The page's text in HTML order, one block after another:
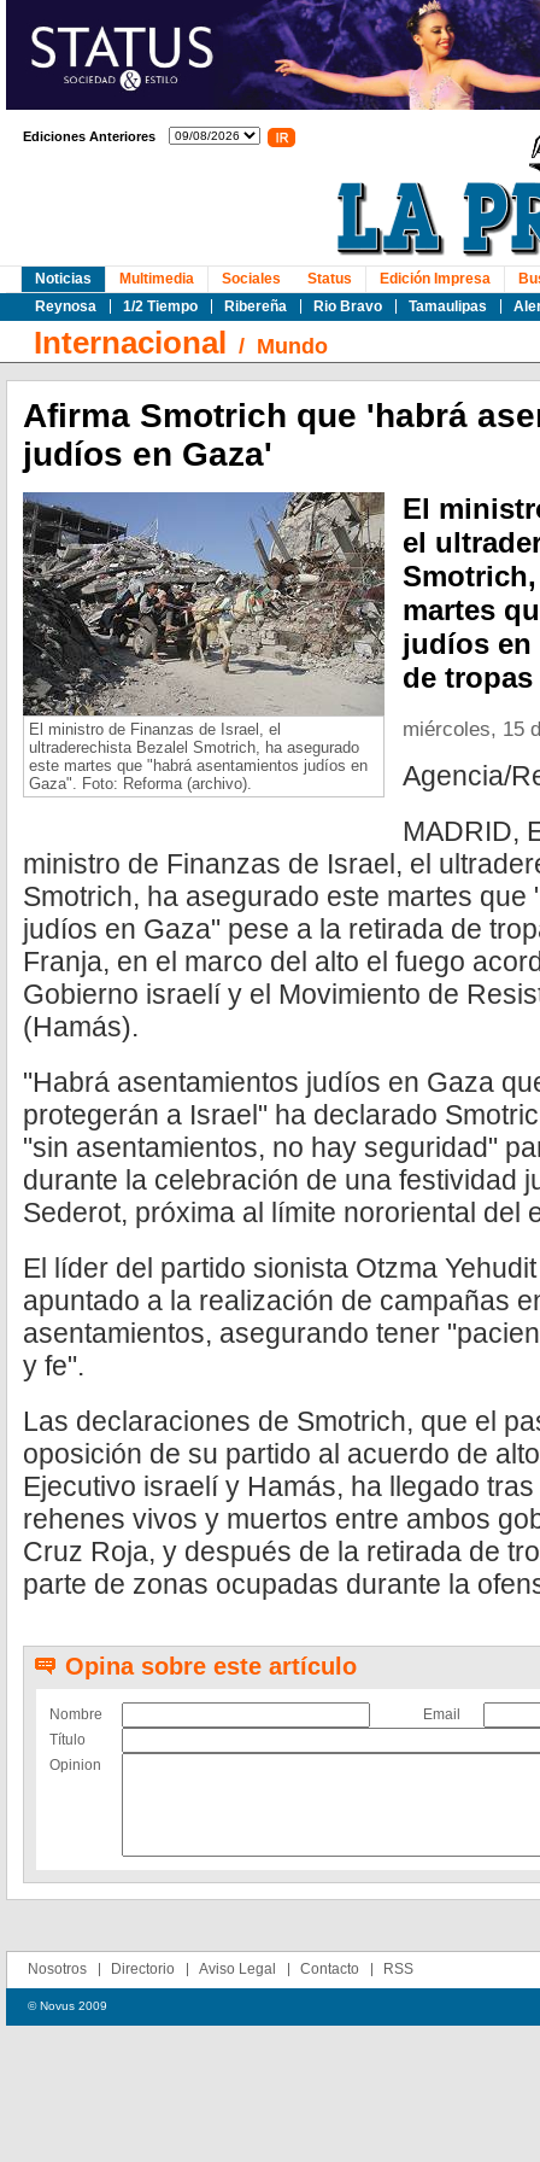
Ediciones Anteriores
Noticias
Reynosa
1/2 Tiempo Ribereña Rio Bravo Tamaulipas
Multimedia Sociales Status Edición Impresa
Internacional / Mundo
Afirma Smotrich que 'habrá
judíos en Gaza'
El ministro de Finanzas de Israel, el
ultraderechista Bezalel Smotrich, ha asegurado
este martes que "habrá asentamientos judíos en
Gaza". Foto: Reforma (archivo).
El
el
martes
judíos en
de
miércoles, 15
Agencia/
MADRID,
ministro de Finanzas de Israel, el
Smotrich, ha asegurado este martes que
judíos en Gaza" pese a la retirada de
Franja, en el marco del alto el fuego
Gobierno israelí y el Movimiento de
(Hamás).
"Habrá asentamientos judíos en Gaza
protegerán a Israel" ha declarado
"sin asentamientos, no hay seguridad"
durante la celebración de una festividad
Sederot, próxima al límite nororiental del
El líder del partido sionista Otzma
apuntado a la realización de campañas
asentamientos, asegurando tener
y fe".
Las declaraciones de Smotrich, que el
oposición de su partido al acuerdo de
Ejecutivo israelí y Hamás, ha llegado
rehenes vivos y muertos entre ambos
Cruz Roja, y después de la retirada de
parte de zonas ocupadas durante la
Opina sobre este artículo
Nombre
Email
Título
Opinion
Nosotros Directorio Aviso Legal Contacto RSS
© Novus 2009